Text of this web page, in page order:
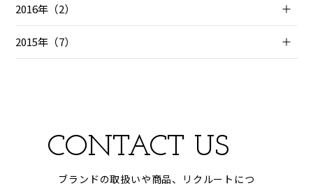
2016年（2）
2015年（7）
CONTACT US
ブランドの取扱いや商品、リクルートにつ